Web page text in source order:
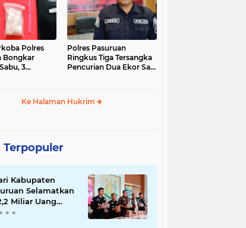
Polres
Bongkar
3
Polres Pasuruan
Ringkus Tiga Tersangka
Pencurian Dua Ekor Sapi
Ke Halaman Hukrim
Terpopuler
Kabupaten
Selamatkan
Miliar Uang
dari Korupsi